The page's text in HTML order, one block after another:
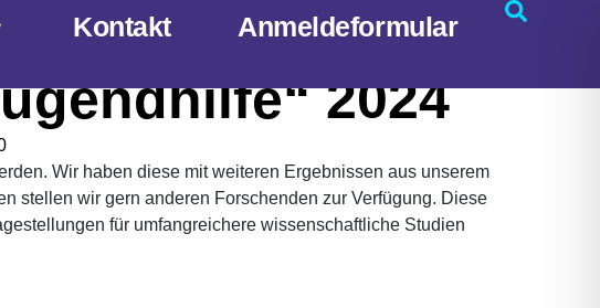
Kontakt Anmeldeformular
mit Behinderung in
2024
Wir haben diese mit weiteren Ergebnissen aus unserem
stellen wir gern anderen Forschenden zur Verfügung. Diese
für umfangreichere wissenschaftliche Studien